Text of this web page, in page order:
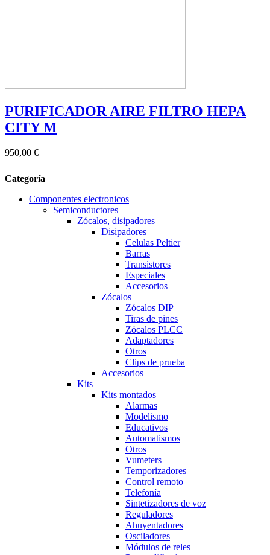
PURIFICADOR AIRE FILTRO HEPA
CITY M
950,00 €
Categoría
Componentes electronicos
Semiconductores
Zócalos, disipadores
Disipadores
Celulas Peltier
Barras
Transistores
Especiales
Accesorios
Zócalos
Zócalos DIP
Tiras de pines
Zócalos PLCC
Adaptadores
Otros
Clips de prueba
Accesorios
Kits
Kits montados
Alarmas
Modelismo
Educativos
Automatismos
Otros
Vumeters
Temporizadores
Control remoto
Telefonía
Sintetizadores de voz
Reguladores
Ahuyentadores
Osciladores
Módulos de reles